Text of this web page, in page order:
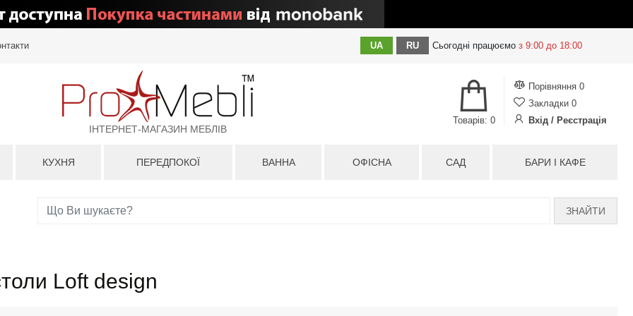
UA RU Сьогодні працюємо з 9:00 до 18:00
ІНТЕРНЕТ-МАГАЗИН МЕБЛІВ
Порівняння 0
Закладки 0
Вхід / Реєстрація
Товарів: 0
КУХНЯ ПЕРЕДПОКОЇ ВАННА ОФІСНА САД БАРИ І КАФЕ
ЗНАЙТИ
Loft design